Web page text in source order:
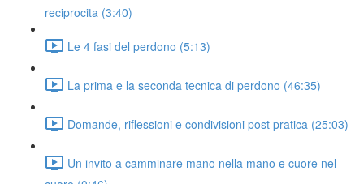
reciprocita (3:40)
Le 4 fasi del perdono (5:13)
La prima e la seconda tecnica di perdono (46:35)
Domande, riflessioni e condivisioni post pratica (25:03)
Un invito a camminare mano nella mano e cuore nel